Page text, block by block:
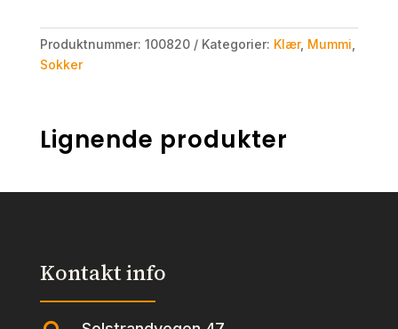
Produktnummer: 100820 Kategorier: Klær, Mummi
Sokker
Lignende produkter
Kontakt info